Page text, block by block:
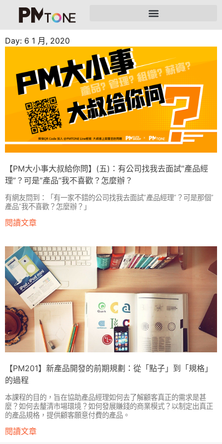
Day: 6 1 月, 2020
【PM大小事大叔給你問】(五)：有公司找我去面試”產品經
理”？可是”產品”我不喜歡？怎麼辦？
有網友問到：「有一家不錯的公司找我去面試”產品經理”？可是那個”
產品”我不喜歡？怎麼辦？」
閱讀文章
【PM201】新產品開發的前期規劃：從「點子」到「規格」
的過程
本課程的目的，旨在協助產品經理如何去了解顧客真正的需求是甚
麼？如何去釐清市場環境？如何發展賺錢的商業模式？以制定出真正
的產品規格，提供顧客願意付費的產品。
閱讀文章